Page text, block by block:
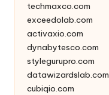
techmaxco.com
exceedolab.com
activaxio.com
dynabytesco.com
stylegurupro.com
datawizardslab.com
cubiqio.com